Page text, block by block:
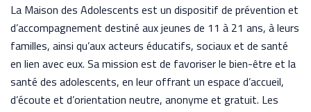
La Maison des Adolescents est un dispositif de prévention et
d’accompagnement destiné aux jeunes de 11 à 21 ans, à leurs
familles, ainsi qu’aux acteurs éducatifs, sociaux et de santé
en lien avec eux. Sa mission est de favoriser le bien-être et la
santé des adolescents, en leur offrant un espace d’accueil,
d’écoute et d’orientation neutre, anonyme et gratuit. Les